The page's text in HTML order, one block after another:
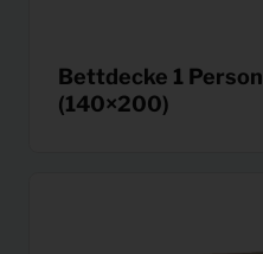
Bettdecke 1 Person
(140×200)